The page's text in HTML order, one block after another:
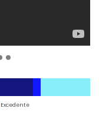
Excedente